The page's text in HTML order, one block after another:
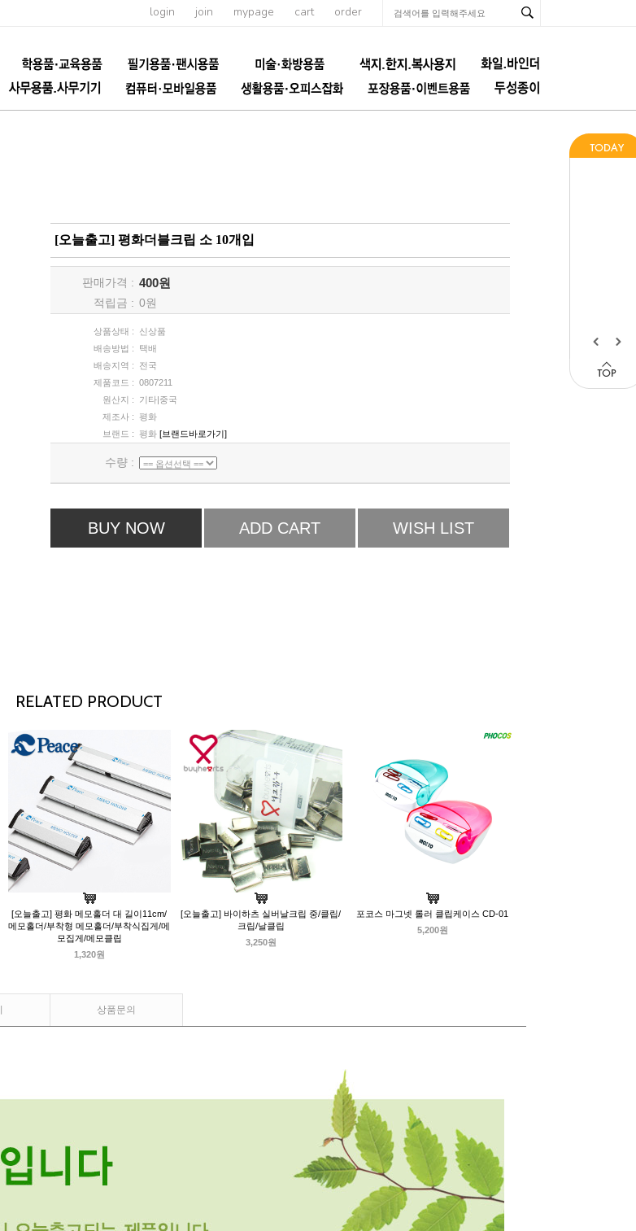
login join mypage cart order
[오늘출고] 평화더블크립 소 10개입
판매가격 : 400원
적립금 : 0원
상품상태 :
신상품
배송방법 :
택배
배송지역 :
전국
제품코드 : 0807211
원산지 :
기타|중국
제조사 : 평화
브랜드 : 평화 [브랜드바로가기]
수량 :
BUY NOW ADD CART WISH LIST
RELATED PRODUCT
[오늘출고] 평화 메모홀더 대 길이11cm/
메모홀더/부착형 메모홀더/부착식집게/메
모집게/메모클립
1,320원
[오늘출고] 바이하츠 실버날크립 중/클립/
크립/날클립
3,250원
포코스 마그넷 롤러 클립케이스 CD-01
5,200원
상품문의